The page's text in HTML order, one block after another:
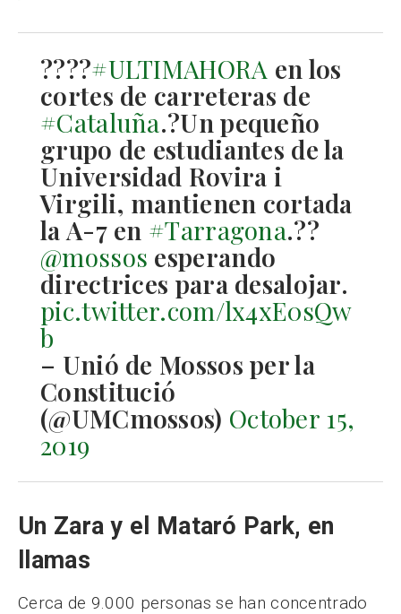
????#ULTIMAHORA en los
cortes de carreteras de
#Cataluña.?Un pequeño
grupo de estudiantes de la
Universidad Rovira i
Virgili, mantienen cortada
la A-7 en #Tarragona.??
@mossos esperando
directrices para desalojar.
pic.twitter.com/lx4xE0sQw
b
– Unió de Mossos per la
Constitució
(@UMCmossos) October 15,
2019
Un Zara y el Mataró Park, en
llamas
Cerca de 9.000 personas se han concentrado